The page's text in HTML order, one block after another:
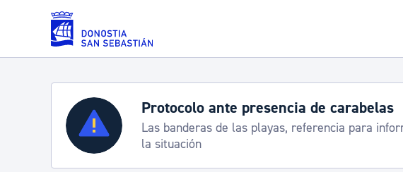
Saltar al contenido principal
Servicios
Padrón y asuntos personales
Protocolo ante presencia de carabelas
Las banderas de las playas, referencia para
la situación